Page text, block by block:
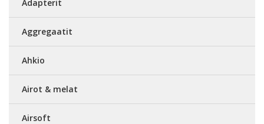
Adapterit
Aggregaatit
Ahkio
Airot & melat
Airsoft